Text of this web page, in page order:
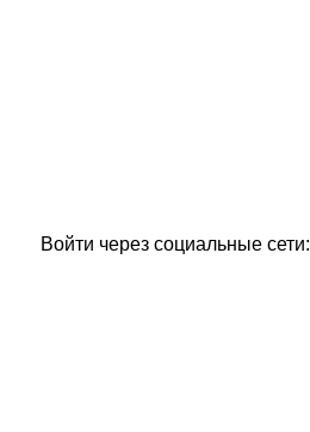
Войти через социальные сети: